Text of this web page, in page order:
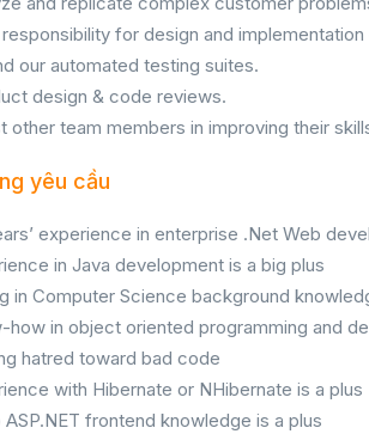
for design and
our automated testing suites.
design & code reviews.
other team members in improving their
yêu cầu
experience in enterprise .Net Web
in Java development is a big plus
in Computer Science background
how in object oriented programming and
hatred toward bad code
with Hibernate or NHibernate is a plus
frontend knowledge is a plus